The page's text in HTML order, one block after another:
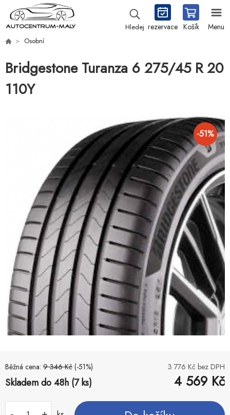
Hledej rezervace Košík Menu
Osobní
Bridgestone Turanza 6 275/45 R 20
110Y
-51%
Běžná cena: 9 346 Kč (-51%) 3 776 Kč bez DPH
Skladem do 48h (7 ks) 4 569 Kč